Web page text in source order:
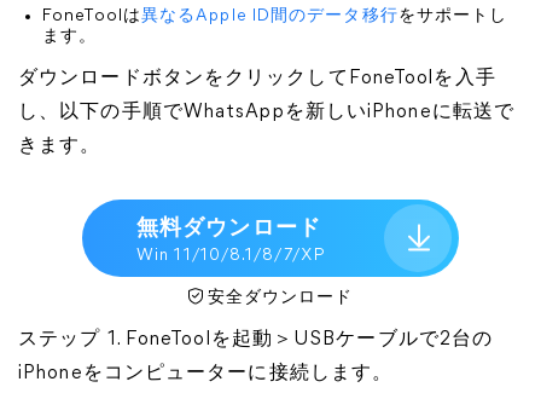
FoneToolは異なるApple ID間のデータ移行をサポートし
ます。
ダウンロードボタンをクリックしてFoneToolを入手
し、以下の手順でWhatsAppを新しいiPhoneに転送で
きます。
無料ダウンロード
Win 11/10/8.1/8/7/XP
安全ダウンロード
ステップ 1. FoneToolを起動＞USBケーブルで2台の
iPhoneをコンピューターに接続します。